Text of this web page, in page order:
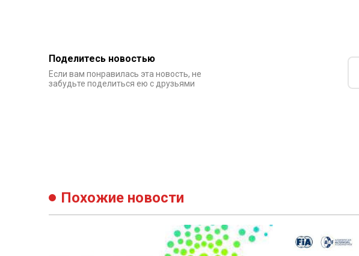
Поделитесь новостью
Если вам понравилась эта новость, не
забудьте поделиться ею с друзьями
Похожие новости